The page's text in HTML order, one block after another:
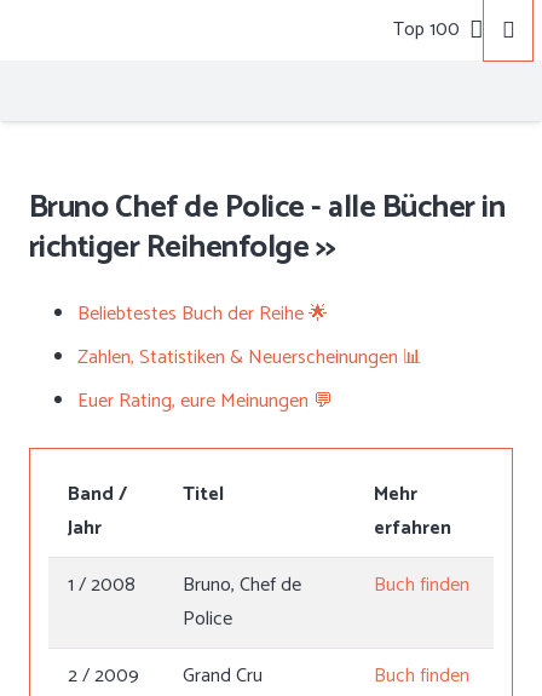
Top 100
Bruno Chef de Police - alle Bücher in
richtiger Reihenfolge >>
Beliebtestes Buch der Reihe 🌟
Zahlen, Statistiken & Neuerscheinungen 📊
Euer Rating, eure Meinungen 💬
Band /
Jahr
Titel
Mehr
erfahren
1 / 2008
Bruno, Chef de
Police
Buch finden
2 / 2009 Grand Cru
Buch finden